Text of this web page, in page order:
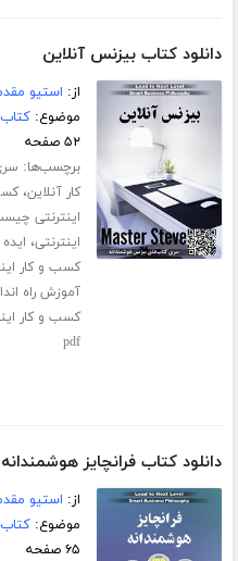
دانلود کتاب بیزنس آنلاین
از: استیو
موضوع:
۵۲ صفحه
برچسب‌ها:
کار آنلاین،
اینترنتی
اینترنتی،
کسب و کار
آموزش راه
کسب و کار
pdf
دانلود کتاب فرانچایز هوشمندانه
از: استیو
موضوع:
۶۵ صفحه